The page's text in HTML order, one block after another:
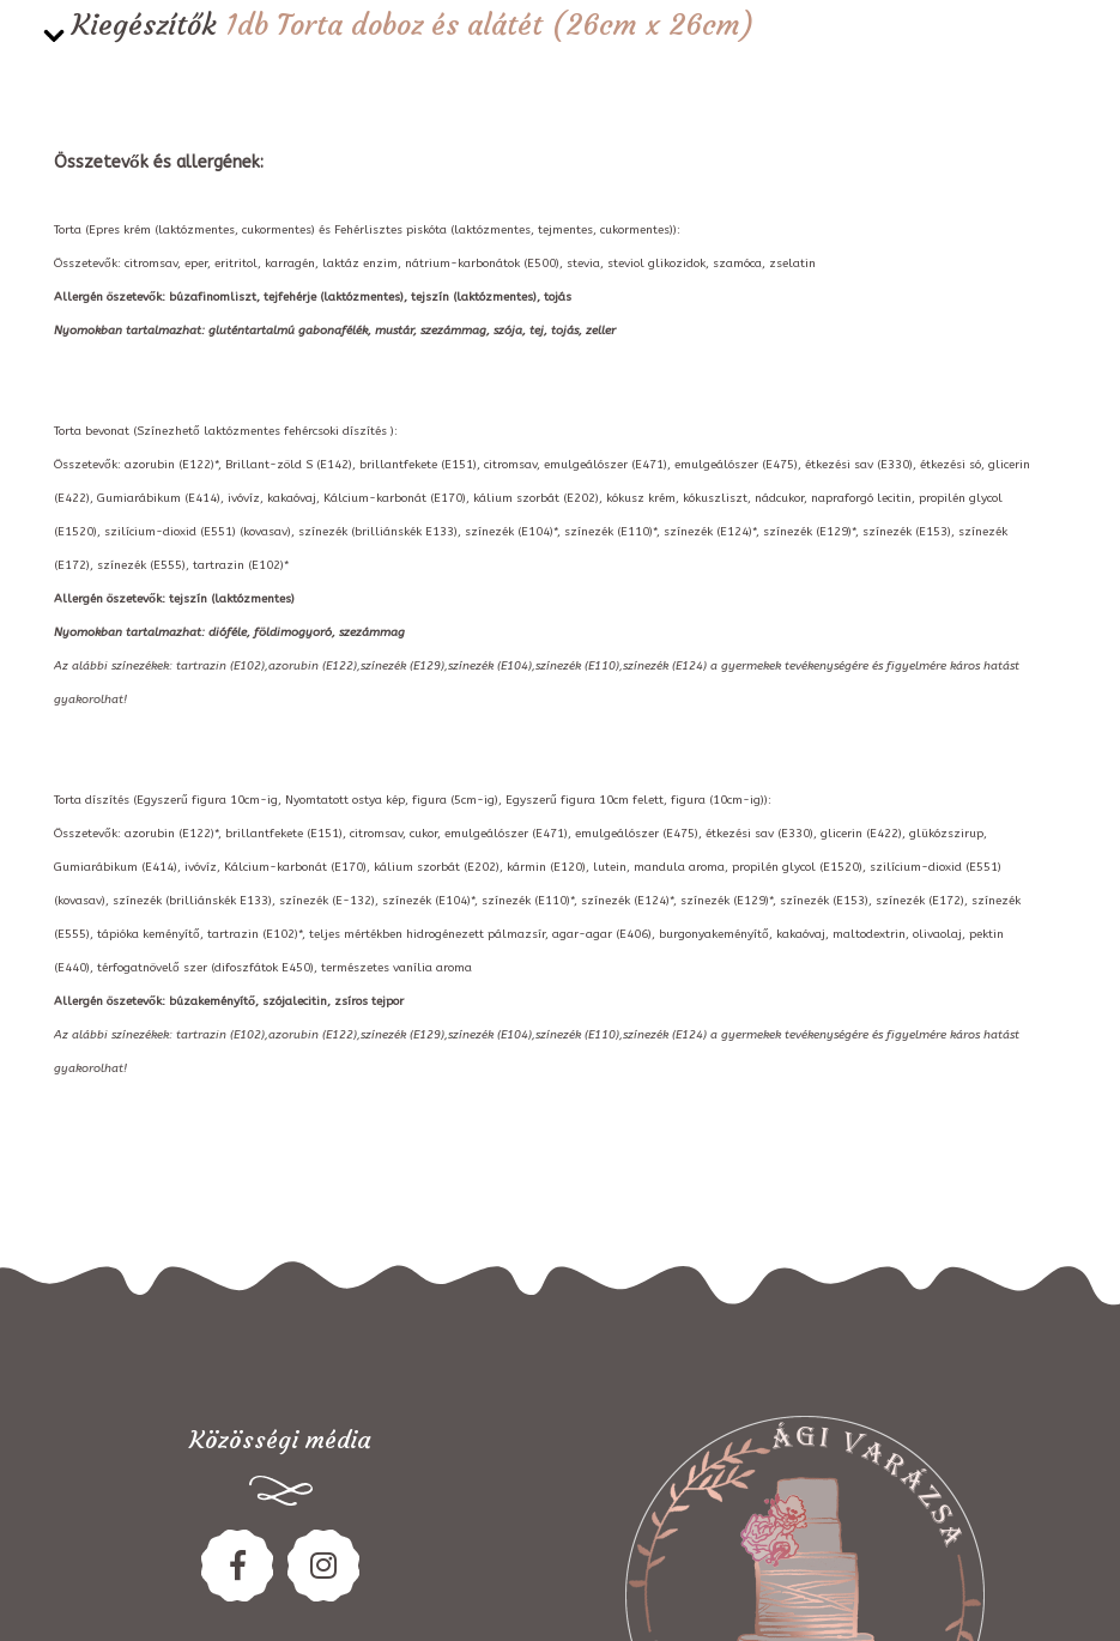
Kiegészítők 1db Torta doboz és alátét (26cm x 26cm)
Összetevők és allergének:
Torta (Epres krém (laktózmentes, cukormentes) és Fehérlisztes piskóta (laktózmentes, tejmentes, cukormentes)):
Összetevők: citromsav, eper, eritritol, karragén, laktáz enzim, nátrium-karbonátok (E500), stevia, steviol glikozidok, szamóca, zselatin
Allergén öszetevők: búzafinomliszt, tejfehérje (laktózmentes), tejszín (laktózmentes), tojás
Nyomokban tartalmazhat: gluténtartalmú gabonafélék, mustár, szezámmag, szója, tej, tojás, zeller
Torta bevonat (Színezhető laktózmentes fehércsoki díszítés ):
Összetevők: azorubin (E122)*, Brillant-zöld S (E142), brillantfekete (E151), citromsav, emulgeálószer (E471), emulgeálószer (E475), étkezési sav (E330), étkezési só, glicerin
(E422), Gumiarábikum (E414), ivóvíz, kakaóvaj, Kálcium-karbonát (E170), kálium szorbát (E202), kókusz krém, kókuszliszt, nádcukor, napraforgó lecitin, propilén glycol
(E1520), szilícium-dioxid (E551) (kovasav), színezék (brilliánskék E133), színezék (E104)*, színezék (E110)*, színezék (E124)*, színezék (E129)*, színezék (E153), színezék
(E172), színezék (E555), tartrazin (E102)*
Allergén öszetevők: tejszín (laktózmentes)
Nyomokban tartalmazhat: dióféle, földimogyoró, szezámmag
Az alábbi színezékek: tartrazin (E102),azorubin (E122),színezék (E129),színezék (E104),színezék (E110),színezék (E124) a gyermekek tevékenységére és figyelmére káros hatást
gyakorolhat!
Torta díszítés (Egyszerű figura 10cm-ig, Nyomtatott ostya kép, figura (5cm-ig), Egyszerű figura 10cm felett, figura (10cm-ig)):
Összetevők: azorubin (E122)*, brillantfekete (E151), citromsav, cukor, emulgeálószer (E471), emulgeálószer (E475), étkezési sav (E330), glicerin (E422), glükózszirup,
Gumiarábikum (E414), ivóvíz, Kálcium-karbonát (E170), kálium szorbát (E202), kármin (E120), lutein, mandula aroma, propilén glycol (E1520), szilícium-dioxid (E551)
(kovasav), színezék (brilliánskék E133), színezék (E-132), színezék (E104)*, színezék (E110)*, színezék (E124)*, színezék (E129)*, színezék (E153), színezék (E172), színezék
(E555), tápióka keményítő, tartrazin (E102)*, teljes mértékben hidrogénezett pálmazsír, agar-agar (E406), burgonyakeményítő, kakaóvaj, maltodextrin, olivaolaj, pektin
(E440), térfogatnövelő szer (difoszfátok E450), természetes vanília aroma
Allergén öszetevők: búzakeményítő, szójalecitin, zsíros tejpor
Az alábbi színezékek: tartrazin (E102),azorubin (E122),színezék (E129),színezék (E104),színezék (E110),színezék (E124) a gyermekek tevékenységére és figyelmére káros hatást
gyakorolhat!
Közösségi média